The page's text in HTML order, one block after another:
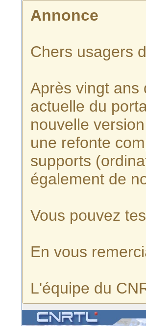
Annonce
Chers usagers
Après vingt ans
actuelle du
nouvelle
une refonte
supports
également de
Vous pouvez
En vous
L'équipe du